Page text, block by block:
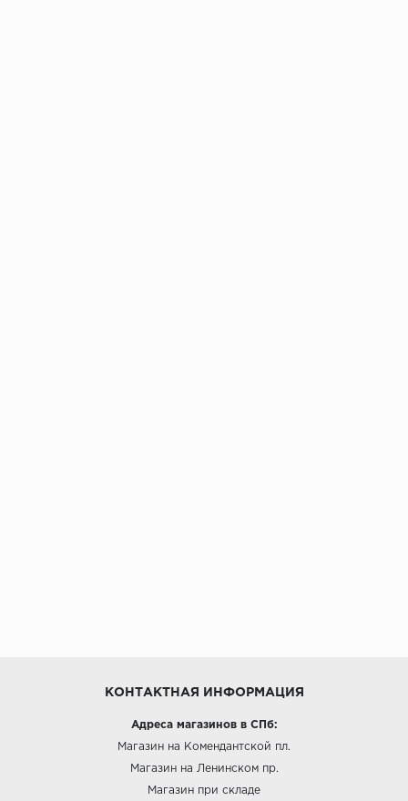
КОНТАКТНАЯ ИНФОРМАЦИЯ
Адреса магазинов в СПб:
Магазин на Комендантской пл.
Магазин на Ленинском пр.
Магазин при складе